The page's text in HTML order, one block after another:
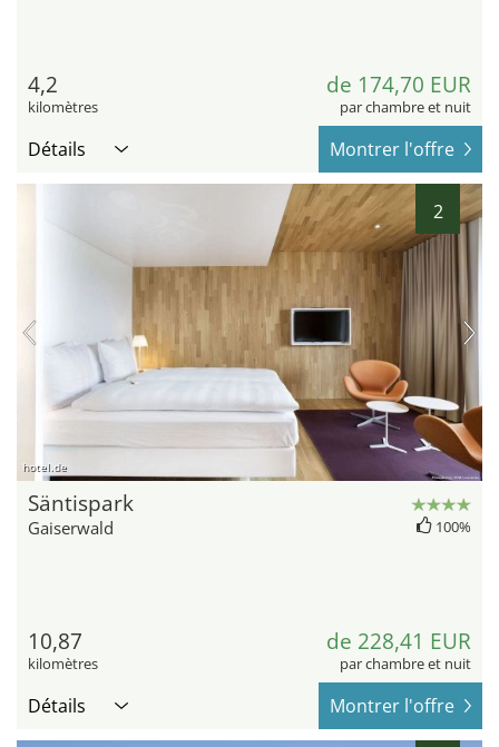
4,2
kilomètres
de 174,70 EUR
par chambre et nuit
Détails Montrer l'offre
2
hotel.de
Säntispark
Gaiserwald 100%
10,87
kilomètres
de 228,41 EUR
par chambre et nuit
Détails Montrer l'offre